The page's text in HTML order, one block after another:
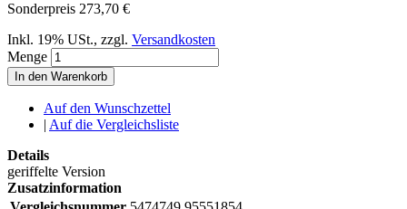
Sonderpreis 273,70 €
Inkl. 19% USt., zzgl. Versandkosten
Menge
In den Warenkorb
Auf den Wunschzettel
| Auf die Vergleichsliste
Details
geriffelte Version
Zusatzinformation